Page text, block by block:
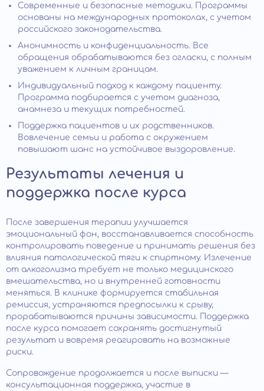
Современные и безопасные методики. Программы
основаны на международных протоколах, с учетом
российского законодательства.
Анонимность и конфиденциальность. Все
обращения обрабатываются без огласки, с полным
уважением к личным границам.
Индивидуальный подход к каждому пациенту.
Программа подбирается с учетом диагноза,
анамнеза и текущих потребностей.
Поддержка пациентов и их родственников.
Вовлечение семьи и работа с окружением
повышают шанс на устойчивое выздоровление.
Результаты лечения и
поддержка после курса
После завершения терапии улучшается
эмоциональный фон, восстанавливается способность
контролировать поведение и принимать решения без
влияния патологической тяги к спиртному. Излечение
от алкоголизма требует не только медицинского
вмешательства, но и внутренней готовности
меняться. В клинике формируется стабильная
ремиссия, устраняются предпосылки к срыву,
прорабатываются причины зависимости. Поддержка
после курса помогает сохранять достигнутый
результат и вовремя реагировать на возможные
риски.
Сопровождение продолжается и после выписки —
консультационная поддержка, участие в